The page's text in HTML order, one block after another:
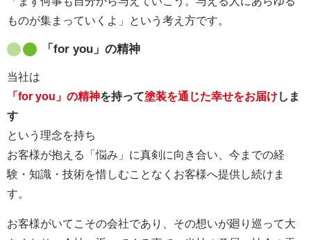
ものが集まっていくよ」という考え方です。
「for you」の精神
当社は
「for you」の精神を持って塗装を通じた幸せをお届けしま
す
という理念を持ち
お客様が抱える「悩み」に真剣に向き合い、今までの経
験・知識・技術を惜しむことなくお客様へ提供し続けま
す。
お客様がいてこその会社であり、その想いが廻り巡って大